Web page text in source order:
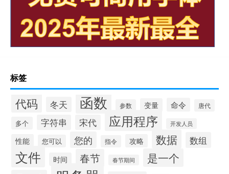
标签
代码 冬天 函数 参数 变量 命令 唐代
多个 字符串 宋代 应用程序 开发人员
性能 您可以 您的 指令 攻略 数据 数组
文件 时间 春节 春节期间 是一个